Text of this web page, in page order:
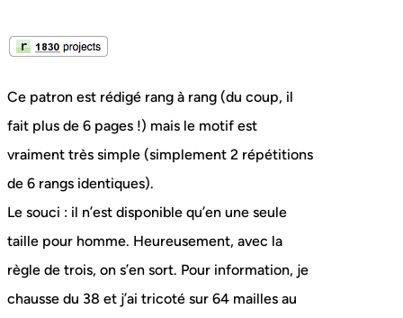
Ce patron est rédigé rang à rang (du coup, il
fait plus de 6 pages !) mais le motif est
vraiment très simple (simplement 2 répétitions
de 6 rangs identiques).
Le souci : il n’est disponible qu’en une seule
taille pour homme. Heureusement, avec la
règle de trois, on s’en sort. Pour information, je
chausse du 38 et j’ai tricoté sur 64 mailles au